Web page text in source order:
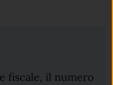
fiscale, il numero